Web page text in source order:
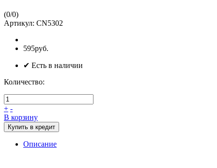
(0/0)
Артикул: CN5302
595руб.
✔ Есть в наличии
Количество:
+ -
В корзину
Купить в кредит
Описание